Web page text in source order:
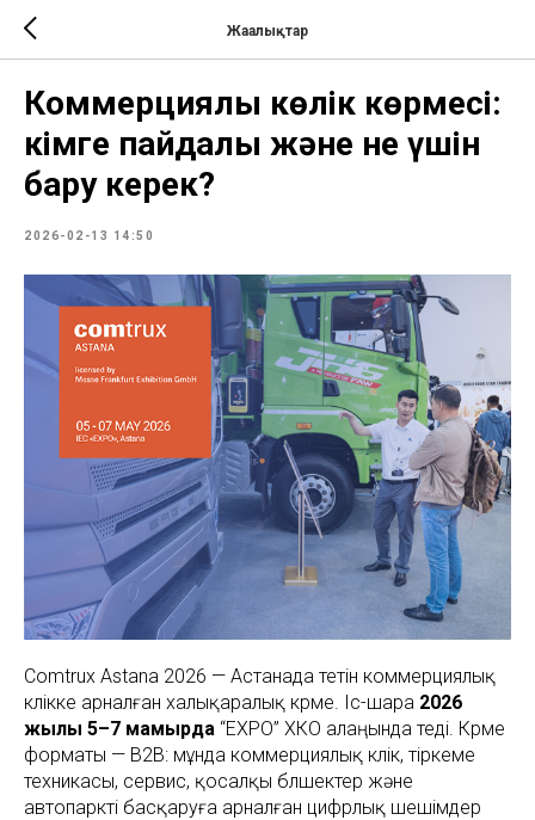
Жаңалықтар
Коммерциялық көлік көрмесі:
кімге пайдалы және не үшін
бару керек?
2026-02-13 14:50
Comtrux Astana 2026 — Астанада өтетін коммерциялық
көлікке арналған халықаралық көрме. Іс-шара 2026
жылғы 5–7 мамырда “EXPO” ХКО алаңында өтеді. Көрме
форматы — B2B: мұнда коммерциялық көлік, тіркеме
техникасы, сервис, қосалқы бөлшектер және
автопаркті басқаруға арналған цифрлық шешімдер